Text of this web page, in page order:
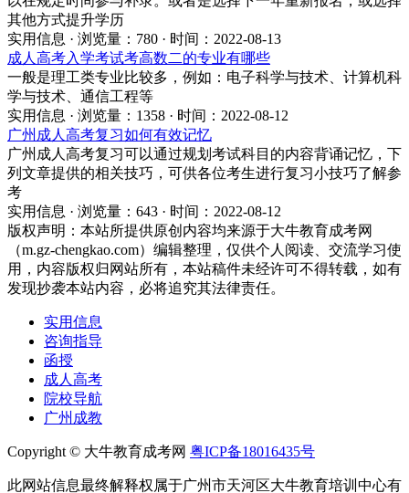
其他方式提升学历
实用信息 · 浏览量：780 · 时间：2022-08-13
成人高考入学考试考高数二的专业有哪些
一般是理工类专业比较多，例如：电子科学与技术、计算机科
学与技术、通信工程等
实用信息 · 浏览量：1358 · 时间：2022-08-12
广州成人高考复习如何有效记忆
广州成人高考复习可以通过规划考试科目的内容背诵记忆，下
列文章提供的相关技巧，可供各位考生进行复习小技巧了解参
考
实用信息 · 浏览量：643 · 时间：2022-08-12
版权声明： 本站所提供原创内容均来源于大牛教育成考网
（m.gz-chengkao.com）编辑整理，仅供个人阅读、交流学习使
用，内容版权归网站所有，本站稿件未经许可不得转载，如有
发现抄袭本站内容，必将追究其法律责任。
实用信息
咨询指导
函授
成人高考
院校导航
广州成教
Copyright © 大牛教育成考网 粤ICP备18016435号
此网站信息最终解释权属于广州市天河区大牛教育培训中心有